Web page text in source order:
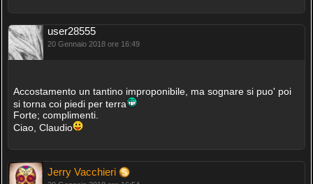
user28555
20 Gennaio 2018 ore 16:49
Accostamento un tantino improponibile, ma sognare si puo' poi
si torna coi piedi per terra
Forte; complimenti.
Ciao, Claudio
Jerry Vacchieri